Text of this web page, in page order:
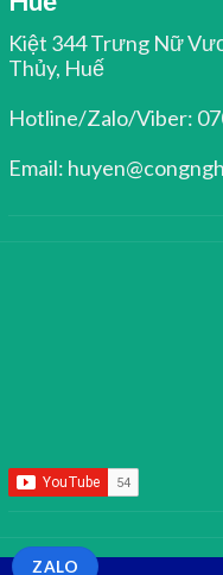
Kiệt 344 Trưng Nữ
Thủy, Huế
Hotline/Zalo/Viber:
Email:
ZALO